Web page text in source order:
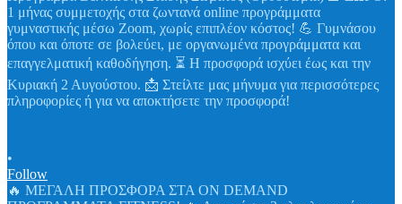
•
Follow
🔥 ΜΕΓΑΛΗ ΠΡΟΣΦΟΡΑ ΣΤΑ ON DEMAND